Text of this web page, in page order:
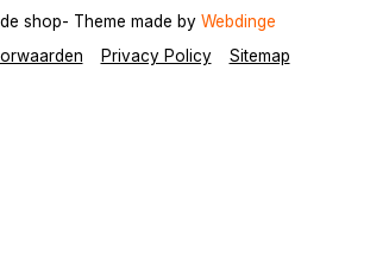
Privacy Policy Sitemap
shop- Theme made by Webdinge